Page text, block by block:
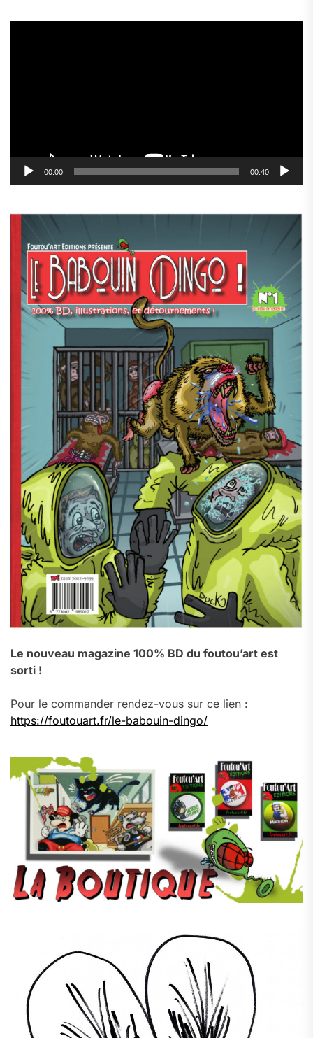
00:00 00:40
Le nouveau magazine 100% BD du foutou’art est
sorti !
Pour le commander rendez-vous sur ce lien :
https://foutouart.fr/le-babouin-dingo/